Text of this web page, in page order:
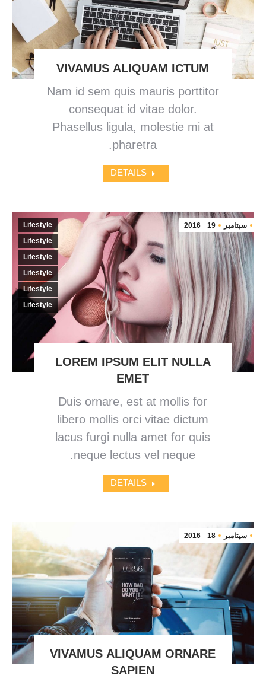
VIVAMUS ALIQUAM ICTUM
Nam id sem quis mauris porttitor
consequat id vitae dolor.
Phasellus ligula, molestie mi at
pharetra.
DETAILS
سپتامبر 19
2016
Lifestyle
Lifestyle
Lifestyle
Lifestyle
Lifestyle
Lifestyle
LOREM IPSUM ELIT NULLA
EMET
Duis ornare, est at mollis for
libero mollis orci vitae dictum
lacus furgi nulla amet for quis
neque lectus vel neque.
DETAILS
سپتامبر 18
2016
VIVAMUS ALIQUAM ORNARE
SAPIEN